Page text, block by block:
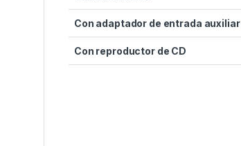
Con adaptador de entrada auxiliar
Con reproductor de CD